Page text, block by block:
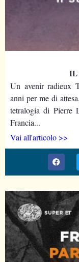
IL
Un avenir radieux
anni per me di
tetralogia di Pierre
Francia...
Vai all'articolo >>